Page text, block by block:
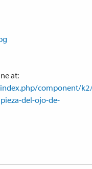
at:
component/
del-ojo-de-